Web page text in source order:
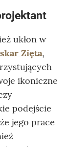
ukłon w
Zięta,
ikoniczne
podejście
jego prace